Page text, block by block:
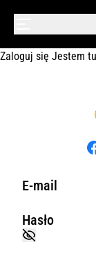
Zaloguj się Jestem
E-mail
Hasło